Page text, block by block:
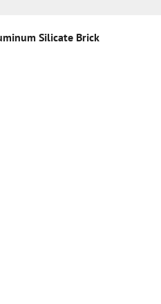
Silicate Brick